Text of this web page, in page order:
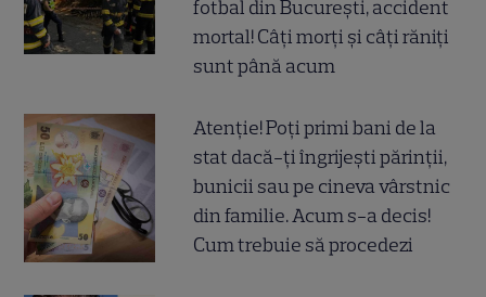
fotbal din București, accident
mortal! Câți morți și câți răniți
sunt până acum
Atenție! Poți primi bani de la
stat dacă-ți îngrijești părinții,
bunicii sau pe cineva vârstnic
din familie. Acum s-a decis!
Cum trebuie să procedezi